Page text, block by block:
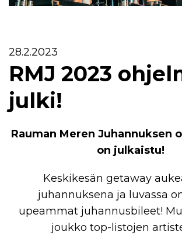
28.2.2023
RMJ 2023
julki!
Rauman Meren Juhannuksen
on julkaistu!
Keskikesän getaway
juhannuksena ja luvassa
upeammat juhannusbileet!
joukko top-listojen